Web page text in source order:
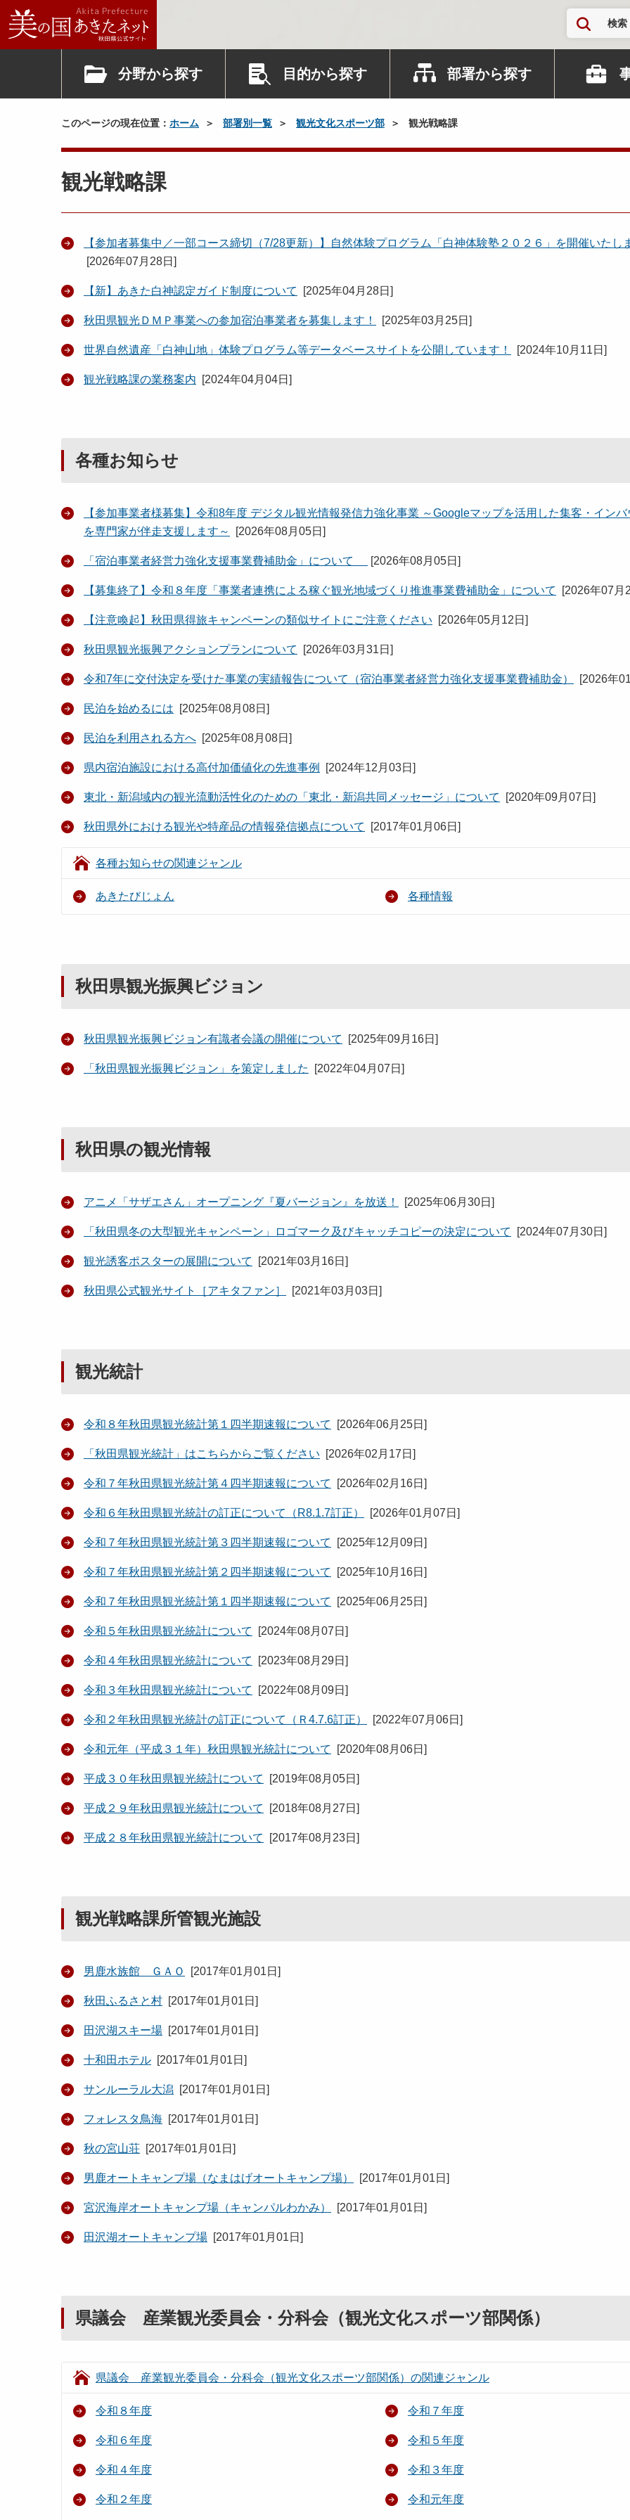
検索
分野から探す 目的から探す 部署から探す
このページの現在位置： ホーム 部署別一覧 観光文化スポーツ部 観光戦略課
観光戦略課
【参加者募集中／一部コース締切（7/28更新）】自然体験プログラム「白神体験塾２０２６」を開催いたし
[2026年07月28日 ]
【新】あきた白神認定ガイド制度について [2025年04月28日 ]
秋田県観光ＤＭＰ事業への参加宿泊事業者を募集します！ [2025年03月25日 ]
世界自然遺産「白神山地」体験プログラム等データベースサイトを公開しています！ [2024年10月11日 ]
観光戦略課の業務案内 [2024年04月04日 ]
各種お知らせ
【参加事業者様募集】令和8年度 デジタル観光情報発信力強化事業 ～Googleマップを活用した集客・イン
を専門家が伴走支援します～
[2026年08月05日 ]
「宿泊事業者経営力強化支援事業費補助金」について [2026年08月05日 ]
【募集終了】令和８年度「事業者連携による稼ぐ観光地域づくり推進事業費補助金」について [2026年07月
【注意喚起】秋田県得旅キャンペーンの類似サイトにご注意ください [2026年05月12日 ]
秋田県観光振興アクションプランについて [2026年03月31日 ]
令和7年に交付決定を受けた事業の実績報告について（宿泊事業者経営力強化支援事業費補助金） [2026年
民泊を始めるには [2025年08月08日 ]
民泊を利用される方へ [2025年08月08日 ]
県内宿泊施設における高付加価値化の先進事例 [2024年12月03日 ]
東北・新潟域内の観光流動活性化のための「東北・新潟共同メッセージ」について [2020年09月07日 ]
秋田県外における観光や特産品の情報発信拠点について [2017年01月06日 ]
各種お知らせの関連ジャンル
あきたびじょん 各種情報
秋田県観光振興ビジョン
秋田県観光振興ビジョン有識者会議の開催について [2025年09月16日 ]
「秋田県観光振興ビジョン」を策定しました [2022年04月07日 ]
秋田県の観光情報
アニメ「サザエさん」オープニング『夏バージョン』を放送！ [2025年06月30日 ]
「秋田県冬の大型観光キャンペーン」ロゴマーク及びキャッチコピーの決定について [2024年07月30日 ]
観光誘客ポスターの展開について [2021年03月16日 ]
秋田県公式観光サイト［アキタファン］ [2021年03月03日 ]
観光統計
令和８年秋田県観光統計第１四半期速報について [2026年06月25日 ]
「秋田県観光統計」はこちらからご覧ください [2026年02月17日 ]
令和７年秋田県観光統計第４四半期速報について [2026年02月16日 ]
令和６年秋田県観光統計の訂正について（R8.1.7訂正） [2026年01月07日 ]
令和７年秋田県観光統計第３四半期速報について [2025年12月09日 ]
令和７年秋田県観光統計第２四半期速報について [2025年10月16日 ]
令和７年秋田県観光統計第１四半期速報について [2025年06月25日 ]
令和５年秋田県観光統計について [2024年08月07日 ]
令和４年秋田県観光統計について [2023年08月29日 ]
令和３年秋田県観光統計について [2022年08月09日 ]
令和２年秋田県観光統計の訂正について（Ｒ4.7.6訂正） [2022年07月06日 ]
令和元年（平成３１年）秋田県観光統計について [2020年08月06日 ]
平成３０年秋田県観光統計について [2019年08月05日 ]
平成２９年秋田県観光統計について [2018年08月27日 ]
平成２８年秋田県観光統計について [2017年08月23日 ]
観光戦略課所管観光施設
男鹿水族館 ＧＡＯ [2017年01月01日 ]
秋田ふるさと村 [2017年01月01日 ]
田沢湖スキー場 [2017年01月01日 ]
十和田ホテル [2017年01月01日 ]
サンルーラル大潟 [2017年01月01日 ]
フォレスタ鳥海 [2017年01月01日 ]
秋の宮山荘 [2017年01月01日 ]
男鹿オートキャンプ場（なまはげオートキャンプ場） [2017年01月01日 ]
宮沢海岸オートキャンプ場（キャンパルわかみ） [2017年01月01日 ]
田沢湖オートキャンプ場 [2017年01月01日 ]
県議会 産業観光委員会・分科会（観光文化スポーツ部関係）
県議会 産業観光委員会・分科会（観光文化スポーツ部関係）の関連ジャンル
令和８年度 令和７年度
令和６年度 令和５年度
令和４年度 令和３年度
令和２年度 令和元年度